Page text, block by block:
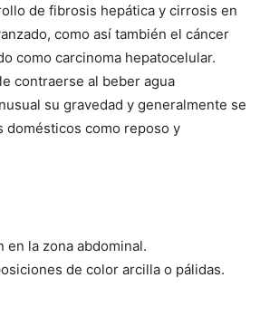
de fibrosis hepática y cirrosis en
como así también el cáncer
como carcinoma hepatocelular.
contraerse al beber agua
su gravedad y generalmente se
domésticos como reposo y
en la zona abdominal.
de color arcilla o pálidas.